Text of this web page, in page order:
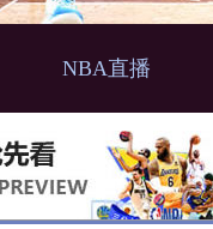
NBA直播